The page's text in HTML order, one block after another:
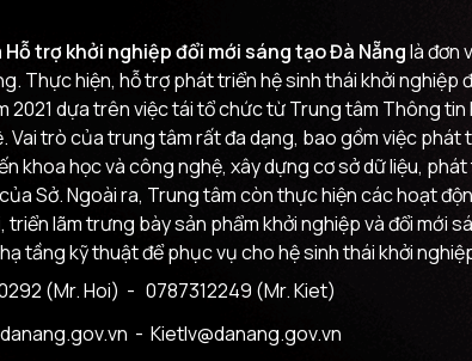
trợ khởi nghiệp đổi mới sáng tạo Đà Nẵnglà đơn
Thực hiện, hỗ trợ phát triển hệ sinh thái khởi
2021 dựa trên việc tái tổ chức từ Trung tâm Thông
Vai trò của trung tâm rất đa dạng, bao gồm việc
khoa học và công nghệ, xây dựng cơ sở dữ liệu,
Sở. Ngoài ra, Trung tâm còn thực hiện các hoạt
triển lãm trưng bày sản phẩm khởi nghiệp và đổi mới
tầng kỹ thuật để phục vụ cho hệ sinh thái khởi
(Mr. Hoi) - 0787312249 (Mr. Kiet)
- Kietlv@danang.gov.vn